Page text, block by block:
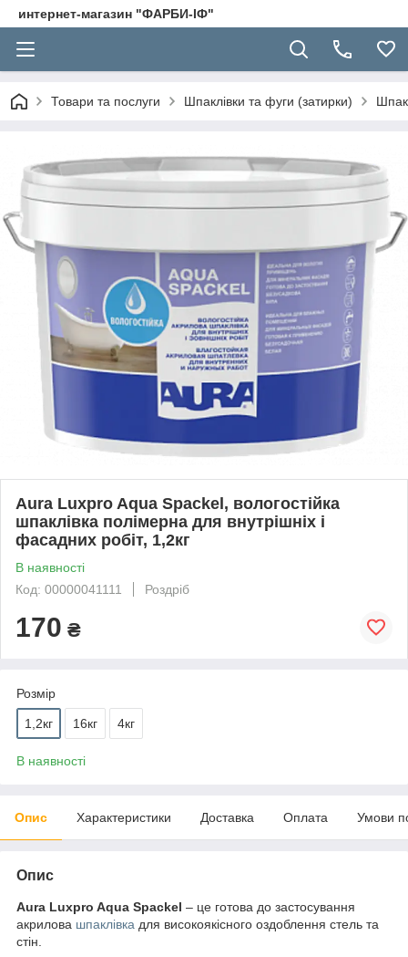
интернет-магазин "ФАРБИ-ІФ"
Товари та послуги Шпаклівки та фуги (затирки)
Aura Luxpro Aqua Spackel, вологостійка
шпаклівка полімерна для внутрішніх і
фасадних робіт, 1,2кг
В наявності
Код: 00000041111
Роздріб
170 ₴
Розмір
1,2кг 16кг 4кг
В наявності
Опис Характеристики Доставка Оплата Умови
Опис
Aura Luxpro Aqua Spackel – це готова до застосування
акрилова шпаклівка для високоякісного оздоблення стель та
стін.